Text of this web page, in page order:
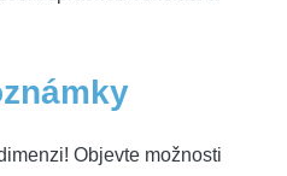
Objevte možnosti